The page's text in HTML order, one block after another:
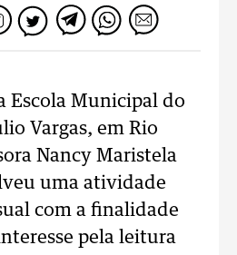
Escola Municipal do
Vargas, em Rio
Nancy Maristela
uma atividade
com a finalidade
pela leitura